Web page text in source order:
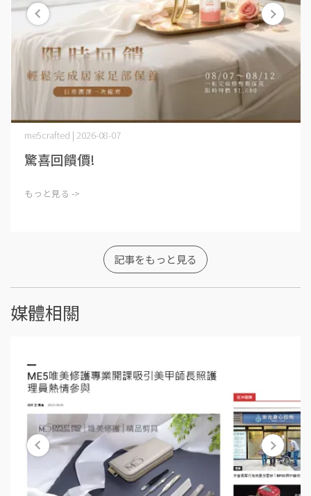
me5crafted | 2026-08-07
驚喜回饋價!
もっと見る ->
記事をもっと見る
媒體相關